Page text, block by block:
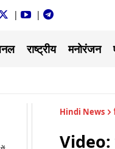
राष्ट्रीय मनोरंजन
Hindi News
Video: